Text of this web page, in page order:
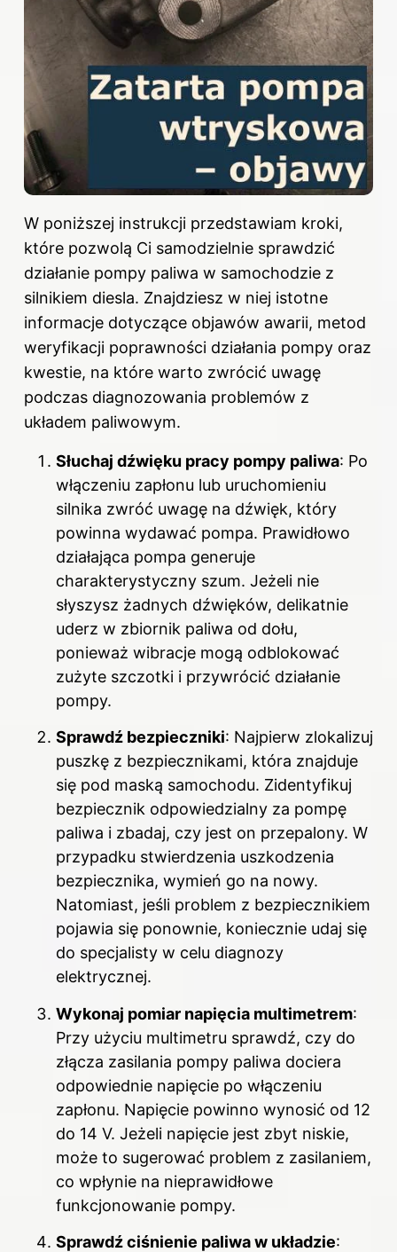
W poniższej instrukcji przedstawiam kroki,
które pozwolą Ci samodzielnie sprawdzić
działanie pompy paliwa w samochodzie z
silnikiem diesla. Znajdziesz w niej istotne
informacje dotyczące objawów awarii, metod
weryfikacji poprawności działania pompy oraz
kwestie, na które warto zwrócić uwagę
podczas diagnozowania problemów z
układem paliwowym.
Słuchaj dźwięku pracy pompy paliwa: Po
włączeniu zapłonu lub uruchomieniu
silnika zwróć uwagę na dźwięk, który
powinna wydawać pompa. Prawidłowo
działająca pompa generuje
charakterystyczny szum. Jeżeli nie
słyszysz żadnych dźwięków, delikatnie
uderz w zbiornik paliwa od dołu,
ponieważ wibracje mogą odblokować
zużyte szczotki i przywrócić działanie
pompy.
Sprawdź bezpieczniki: Najpierw zlokalizuj
puszkę z bezpiecznikami, która znajduje
się pod maską samochodu. Zidentyfikuj
bezpiecznik odpowiedzialny za pompę
paliwa i zbadaj, czy jest on przepalony. W
przypadku stwierdzenia uszkodzenia
bezpiecznika, wymień go na nowy.
Natomiast, jeśli problem z bezpiecznikiem
pojawia się ponownie, koniecznie udaj się
do specjalisty w celu diagnozy
elektrycznej.
Wykonaj pomiar napięcia multimetrem:
Przy użyciu multimetru sprawdź, czy do
złącza zasilania pompy paliwa dociera
odpowiednie napięcie po włączeniu
zapłonu. Napięcie powinno wynosić od 12
do 14 V. Jeżeli napięcie jest zbyt niskie,
może to sugerować problem z zasilaniem,
co wpłynie na nieprawidłowe
funkcjonowanie pompy.
Sprawdź ciśnienie paliwa w układzie: